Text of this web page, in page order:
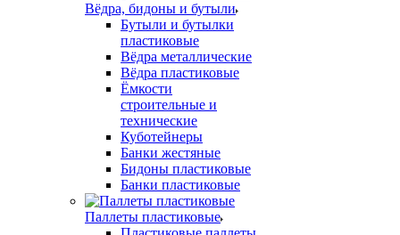
Вёдра, бидоны и бутыли
Бутыли и бутылки
пластиковые
Вёдра металлические
Вёдра пластиковые
Ёмкости
строительные и
технические
Куботейнеры
Банки жестяные
Бидоны пластиковые
Банки пластиковые
Паллеты пластиковые